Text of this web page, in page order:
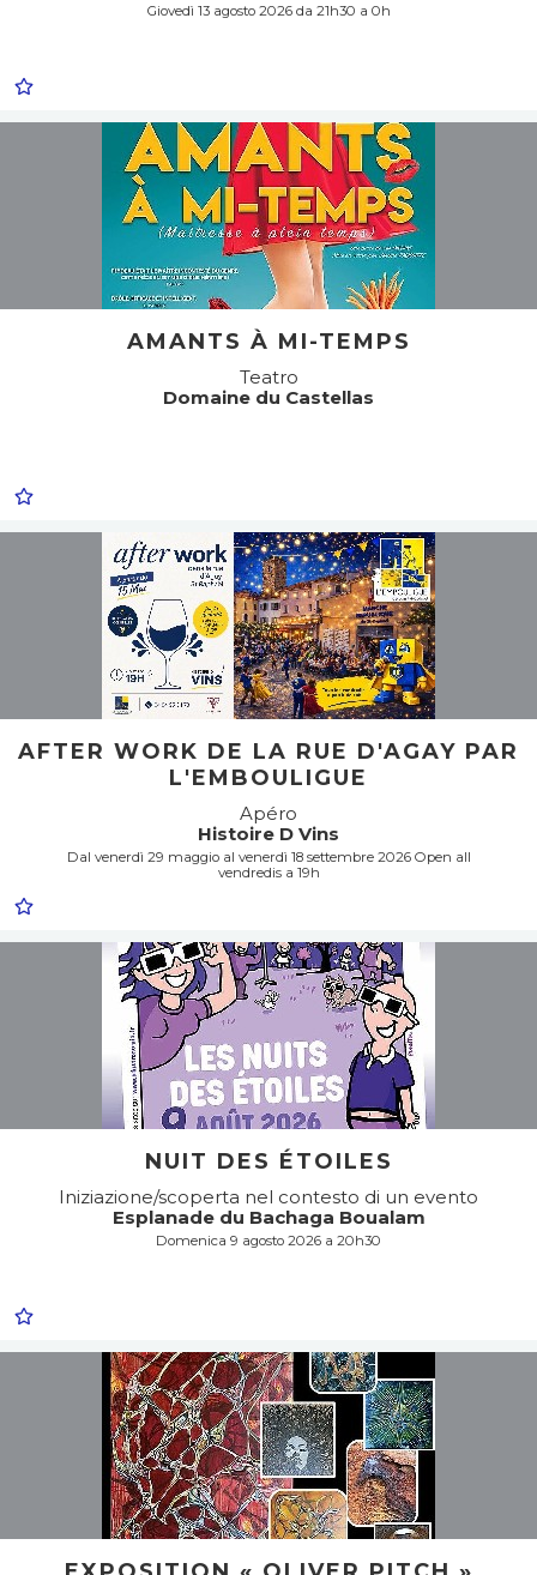
Giovedì 13 agosto 2026 da 21h30 a 0h
AMANTS À MI-TEMPS
Teatro
Domaine du Castellas
AFTER WORK DE LA RUE D'AGAY PAR
L'EMBOULIGUE
Apéro
Histoire D Vins
Dal venerdì 29 maggio al venerdì 18 settembre 2026 Open all
vendredis a 19h
NUIT DES ÉTOILES
Iniziazione/scoperta nel contesto di un evento
Esplanade du Bachaga Boualam
Domenica 9 agosto 2026 a 20h30